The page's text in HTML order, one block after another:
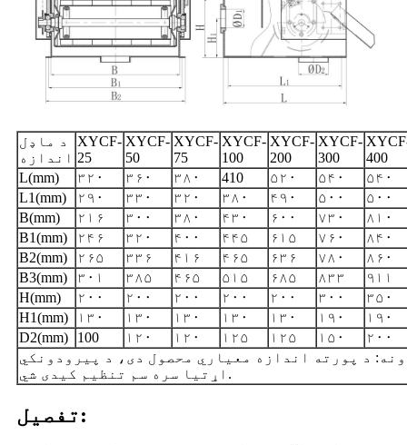
د ماډل
اندازه
XYCF-
25
XYCF-
50
XYCF-
75
XYCF-
100
XYCF-
200
XYCF-
300
400
L(mm)
۳۲۰ ۳۶۰ ۳۸۰ 410 ۵۲۰ ۵۴۰
۵۴۰
L1(mm)
۲۹۰ ۳۳۰ ۳۲۰ ۳۸۰ ۴۹۰ ۵۰۰
۵۰۰
B(mm)
۲۱۶ ۳۰۰ ۳۸۰ ۴۳۰ ۶۰۰ ۷۳۰
۸۱۰
B1(mm)
۲۴۶ ۳۲۰ ۴۰۰ ۴۴۵ ۶۱۵ ۷۶۰
۸۴۰
B2(mm)
۲۶۵ ۳۳۶ ۴۱۶ ۴۶۵ ۶۳۶ ۷۸۰
۸۶۰
B3(mm)
۳۰۱ ۳۸۵ ۴۶۵ ۵۱۵ ۶۸۵ ۸۳۳
۹۱۱
H(mm)
۲۰۰ ۲۰۰ ۲۰۰ ۲۰۰ ۲۰۰ ۳۰۰
۳۵۰
H1(mm)
۱۳۰ ۱۳۰ ۱۳۰ ۱۳۰ ۱۳۰ ۱۹۰
۱۹۰
D2(mm)
100 ۱۲۰ ۱۲۰ ۱۲۵ ۱۲۵ ۱۵۰
۲۰۰
د پورته اندازه معیاري محصول دی، د پیرودونکي
اړتیا سره سم تنظیم کیدی شي.
تفصیل: